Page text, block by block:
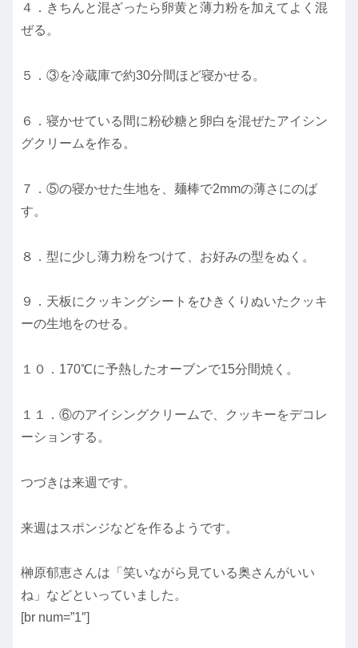
４．きちんと混ざったら卵黄と薄力粉を加えてよく混
ぜる。
５．③を冷蔵庫で約30分間ほど寝かせる。
６．寝かせている間に粉砂糖と卵白を混ぜたアイシン
グクリームを作る。
７．⑤の寝かせた生地を、麺棒で2mmの薄さにのば
す。
８．型に少し薄力粉をつけて、お好みの型をぬく。
９．天板にクッキングシートをひきくりぬいたクッキ
ーの生地をのせる。
１０．170℃に予熱したオーブンで15分間焼く。
１１．⑥のアイシングクリームで、クッキーをデコレ
ーションする。
つづきは来週です。
来週はスポンジなどを作るようです。
榊原郁恵さんは「笑いながら見ている奥さんがいい
ね」などといっていました。
[br num=”1″]